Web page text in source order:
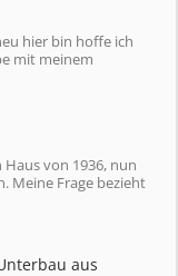
hier bin hoffe ich
mit meinem
von 1936, nun
Meine Frage bezieht
aus